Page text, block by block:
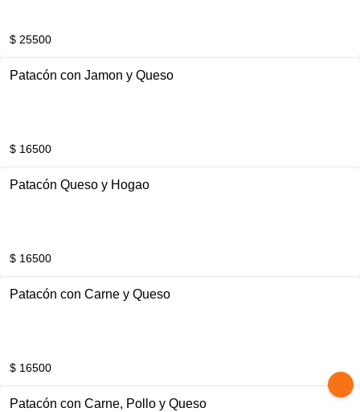
$ 25500
Patacón con Jamon y Queso
$ 16500
Patacón Queso y Hogao
$ 16500
Patacón con Carne y Queso
$ 16500
Patacón con Carne, Pollo y Queso